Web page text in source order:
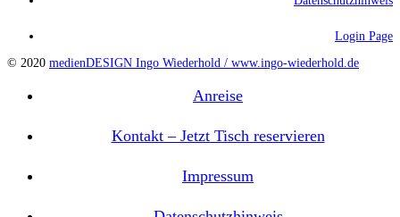
Login Page
© 2020 medienDESIGN Ingo Wiederhold / www.ingo-wiederhold.de
Anreise
Kontakt – Jetzt Tisch reservieren
Impressum